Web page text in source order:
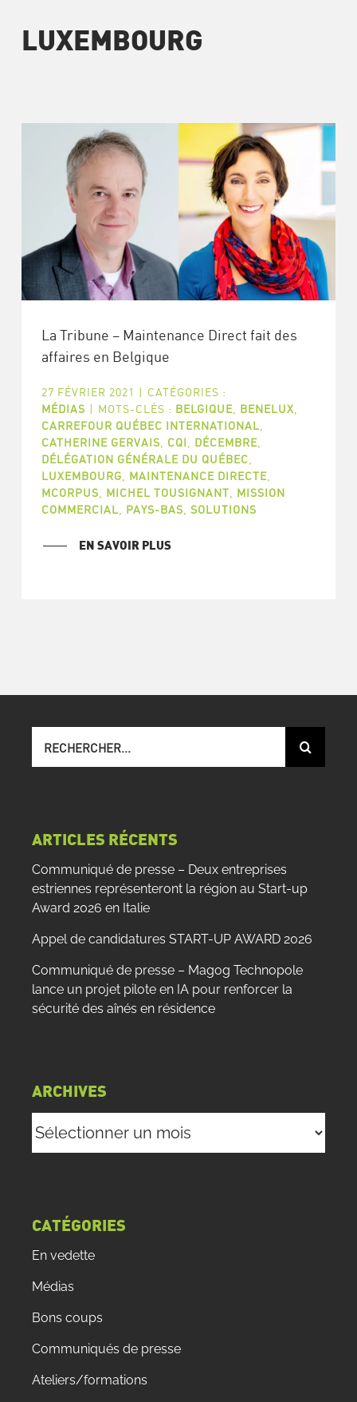
LUXEMBOURG
La Tribune – Maintenance Direct fait des
affaires en Belgique
27 FÉVRIER 2021 | CATÉGORIES :
MÉDIAS | MOTS-CLÉS : BELGIQUE, BENELUX
CARREFOUR QUÉBEC INTERNATIONAL
CATHERINE GERVAIS
CQI DÉCEMBRE,
DÉLÉGATION GÉNÉRALE DU QUÉBEC
LUXEMBOURG
MAINTENANCE DIRECTE,
MCORPUS
MICHEL TOUSIGNANT
MISSION
COMMERCIAL
PAYS-BAS SOLUTIONS
EN SAVOIR PLUS
sur
ARTICLES RÉCENTS
Communiqué de presse – Deux entreprises
estriennes représenteront la région au Start-up
Award 2026 en Italie
Appel de candidatures START-UP AWARD 2026
Communiqué de presse – Magog Technopole
lance un projet pilote en IA pour renforcer la
sécurité des aînés en résidence
ARCHIVES
CATÉGORIES
En vedette
Médias
Bons coups
Communiqués de presse
Ateliers/formations